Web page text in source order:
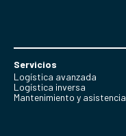
Servicios
Logística avanzada
Logística inversa
Mantenimiento y asistencia